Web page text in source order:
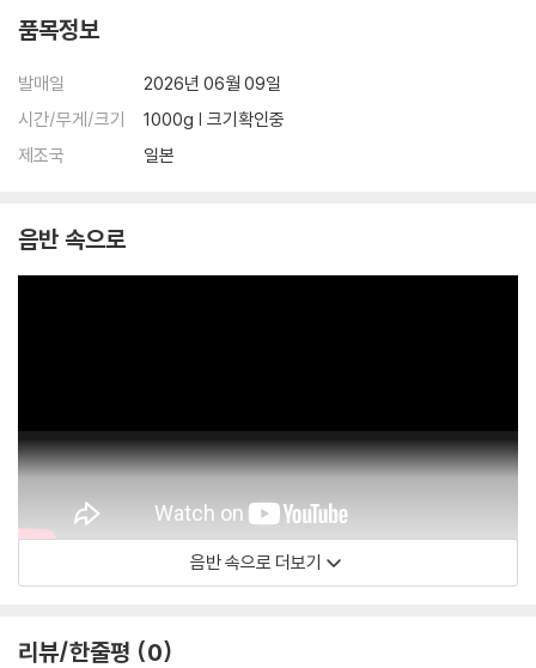
품목정보
발매일
2026년 06월 09일
시간/무게/크기
1000g | 크기확인중
제조국
일본
음반 속으로
음반 속으로 더보기
리뷰/한줄평 0